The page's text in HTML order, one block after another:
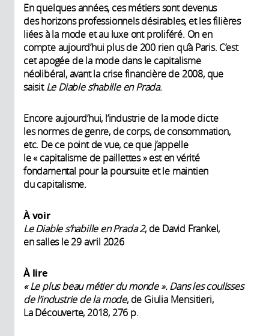
En quelques années, ces métiers sont devenus
des horizons professionnels désirables, et les filières
liées à la mode et au luxe ont proliféré. On en
compte aujourd’hui plus de 200 rien qu’à Paris. C’est
cet apogée de la mode dans le capitalisme
néolibéral,avant la crise financière de 2008, que
saisitLe Diable s’habille en Prada.
Encore aujourd’hui, l’industrie de la mode dicte
les normes de genre, de corps, de consommation,
etc. De ce point de vue, ce que j’appelle
le « capitalisme de paillettes » est en vérité
fondamental pour la poursuite et le maintien
du capitalisme.
À voir
Le Diable s’habille en Prada 2, de David Frankel,
en salles le 29 avril 2026
À lire
« Le plus beau métier du monde ». Dans les coulisses
de l’industrie de la mode, de Giulia Mensitieri,
La Découverte, 2018, 276 p.